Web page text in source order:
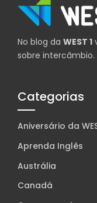
No blog da WEST 1
sobre intercâmbio.
Categorias
Aniversário da
Aprenda Inglês
Austrália
Canadá